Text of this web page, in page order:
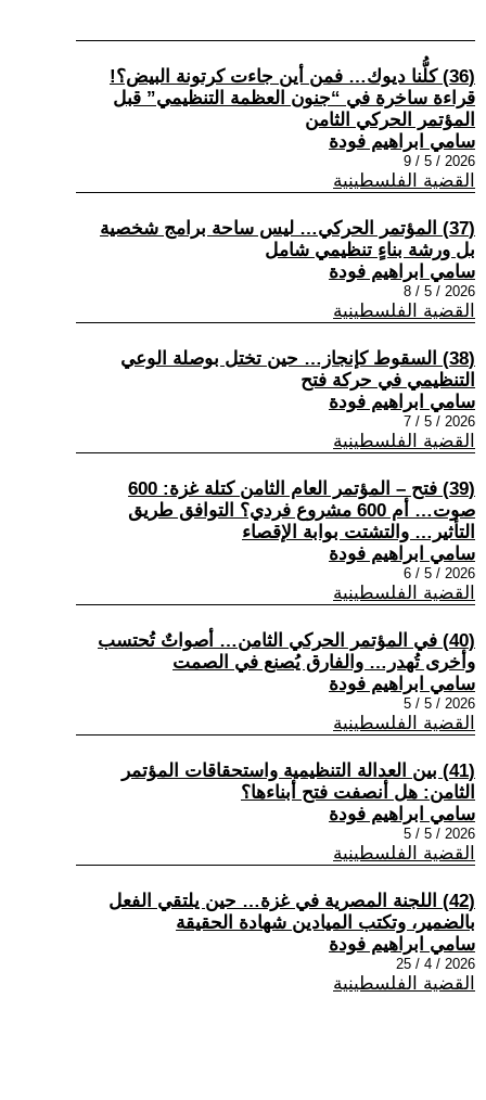
(36) كلُّنا ديوك… فمن أين جاءت كرتونة البيض؟!
قراءة ساخرة في “جنون العظمة التنظيمي” قبل
المؤتمر الحركي الثامن
سامي ابراهيم فودة
2026 / 5 / 9
القضية الفلسطينية
(37) المؤتمر الحركي… ليس ساحة برامج شخصية
بل ورشة بناءٍ تنظيمي شامل
سامي ابراهيم فودة
2026 / 5 / 8
القضية الفلسطينية
(38) السقوط كإنجاز… حين تختل بوصلة الوعي
التنظيمي في حركة فتح
سامي ابراهيم فودة
2026 / 5 / 7
القضية الفلسطينية
(39) فتح – المؤتمر العام الثامن كتلة غزة: 600
صوت… أم 600 مشروع فردي؟ التوافق طريق
التأثير… والتشتت بوابة الإقصاء
سامي ابراهيم فودة
2026 / 5 / 6
القضية الفلسطينية
(40) في المؤتمر الحركي الثامن… أصواتٌ تُحتسب
وأخرى تُهدر… والفارق يُصنع في الصمت
سامي ابراهيم فودة
2026 / 5 / 5
القضية الفلسطينية
(41) بين العدالة التنظيمية واستحقاقات المؤتمر
الثامن: هل أنصفت فتح أبناءها؟
سامي ابراهيم فودة
2026 / 5 / 5
القضية الفلسطينية
(42) اللجنة المصرية في غزة… حين يلتقي الفعل
بالضمير، وتكتب الميادين شهادة الحقيقة
سامي ابراهيم فودة
2026 / 4 / 25
القضية الفلسطينية